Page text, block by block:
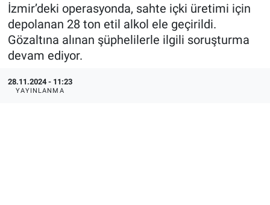
İzmir’deki operasyonda, sahte içki üretimi için
depolanan 28 ton etil alkol ele geçirildi.
Gözaltına alınan şüphelilerle ilgili soruşturma
devam ediyor.
28.11.2024 - 11:23
YAYINLANMA
Son Dakika Haberleri
Haber Arşivi